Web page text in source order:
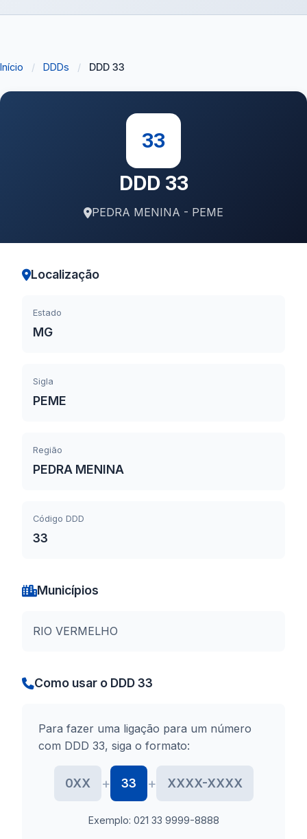
Início / DDDs / DDD 33
33
DDD 33
PEDRA MENINA - PEME
Localização
Estado
MG
Sigla
PEME
Região
PEDRA MENINA
Código DDD
33
Municípios
RIO VERMELHO
Como usar o DDD 33
Para fazer uma ligação para um número
com DDD 33, siga o formato:
0XX + 33 + XXXX-XXXX
Exemplo: 021 33 9999-8888